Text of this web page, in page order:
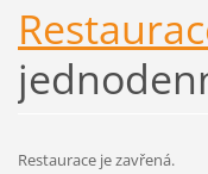
Restaurace je zavřená.